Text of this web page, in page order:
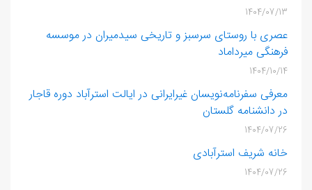
1404/07/13
عصری با روستای سرسبز و تاریخی سیدمیران در موسسه
فرهنگی میرداماد
1404/10/14
معرفی سفرنامه‌نویسان غیرایرانی در ایالت استرآباد دوره قاجار
در دانشنامه گلستان
1404/07/26
خانه شریف‌ استرآبادی
1404/07/26